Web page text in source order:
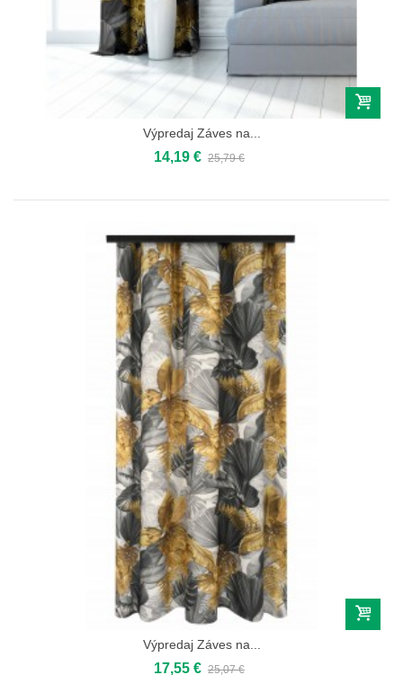
Výpredaj Záves na...
14,19 € 25,79 €
Výpredaj Záves na...
17,55 € 25,07 €